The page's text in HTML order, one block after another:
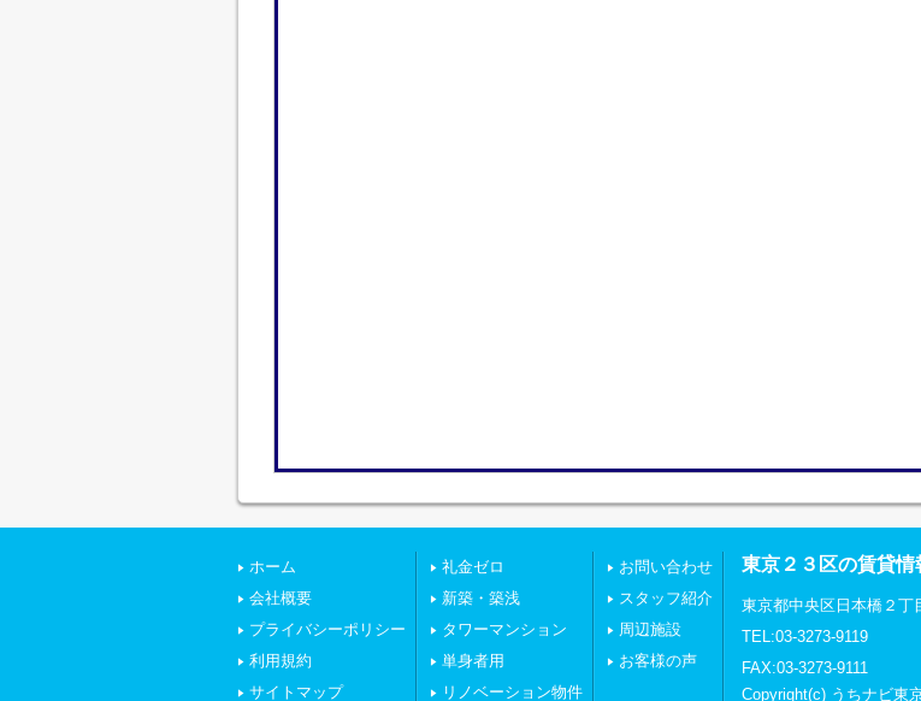
ホーム
会社概要
プライバシーポリシー
利用規約
サイトマップ
礼金ゼロ
新築・築浅
タワーマンション
単身者用
リノベーション物件
お問い合わせ
スタッフ紹介
周辺施設
お客様の声
東京２３区の賃貸
東京都中央区日本橋２丁
TEL:03-3273-9119
FAX:03-3273-9111
Copyright(c) うちナビ東